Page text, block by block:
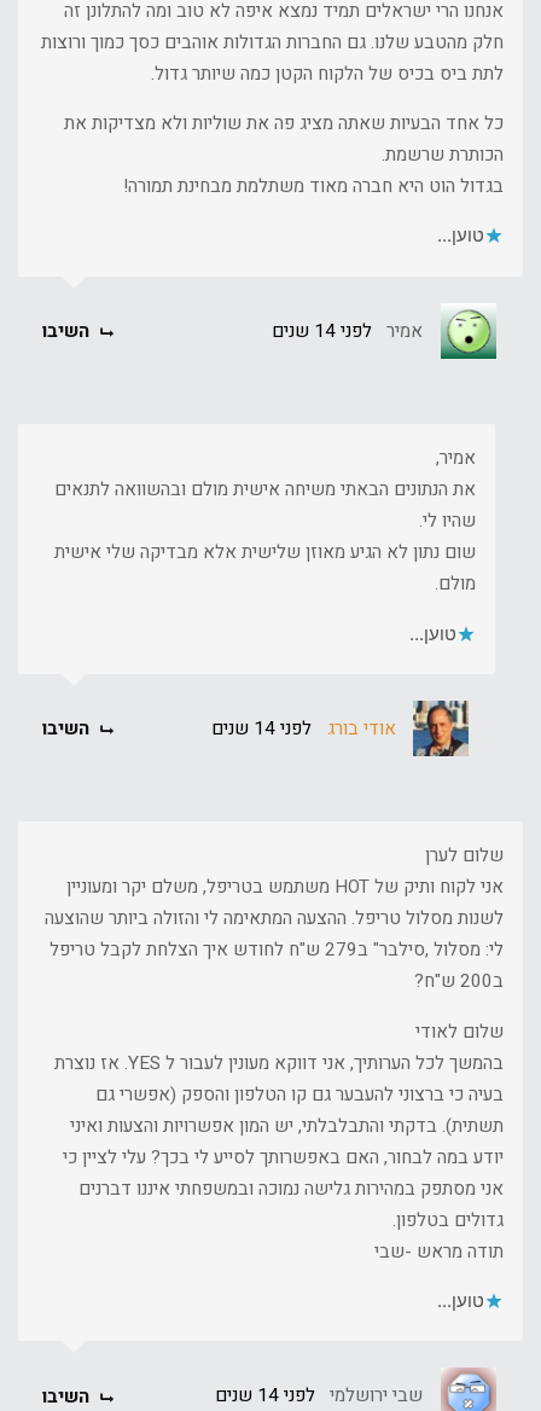
אנחנו הרי ישראלים תמיד נמצא איפה לא טוב ומה להתלונן זה
חלק מהטבע שלנו. גם החברות הגדולות אוהבים כסך כמוך ורוצות
לתת ביס בכיס של הלקוח הקטן כמה שיותר גדול.
כל אחד הבעיות שאתה מציג פה את שוליות ולא מצדיקות את
הכותרת שרשמת.
בגדול הוט היא חברה מאוד משתלמת מבחינת תמורה!
טוען...
אמיר לפני 14 שנים השיבו
אמיר,
את הנתונים הבאתי משיחה אישית מולם ובהשוואה לתנאים
שהיו לי.
שום נתון לא הגיע מאוזן שלישית אלא מבדיקה שלי אישית
מולם.
טוען...
אודי בורג לפני 14 שנים השיבו
שלום לערן
אני לקוח ותיק של HOT משתמש בטריפל, משלם יקר ומעוניין
לשנות מסלול טריפל. ההצעה המתאימה לי והזולה ביותר שהוצעה
לי: מסלול ,סילבר" ב279 ש"ח לחודש איך הצלחת לקבל טריפל
ב200 ש"ח?
שלום לאודי
בהמשך לכל הערותיך, אני דווקא מעונין לעבור ל YES. אז נוצרת
בעיה כי ברצוני להעבער גם קו הטלפון והספק (אפשרי גם
תשתית). בדקתי והתבלבלתי, יש המון אפשרויות והצעות ואיני
יודע במה לבחור, האם באפשרותך לסייע לי בכך? עלי לציין כי
אני מסתפק במהירות גלישה נמוכה ובמשפחתי איננו דברנים
גדולים בטלפון.
תודה מראש -שבי
טוען...
שבי ירושלמי לפני 14 שנים השיבו